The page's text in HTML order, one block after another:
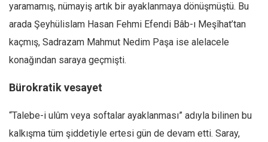
yaramamış, nümayiş artık bir ayaklanmaya dönüşmüştü. Bu
arada Şeyhülislam Hasan Fehmi Efendi Bâb-ı Meşîhat’tan
kaçmış, Sadrazam Mahmut Nedim Paşa ise alelacele
konağından saraya geçmişti.
Bürokratik vesayet
“Talebe-i ulûm veya softalar ayaklanması” adıyla bilinen bu
kalkışma tüm şiddetiyle ertesi gün de devam etti. Saray,